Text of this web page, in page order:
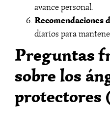
avance personal.
Recomendaciones
diarios para
Preguntas
sobre los
protectores